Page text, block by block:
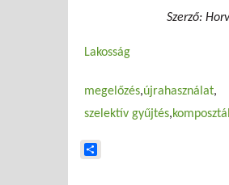
Szerző:
Lakosság
megelőzés újrahasználat
szelektív gyűjtés